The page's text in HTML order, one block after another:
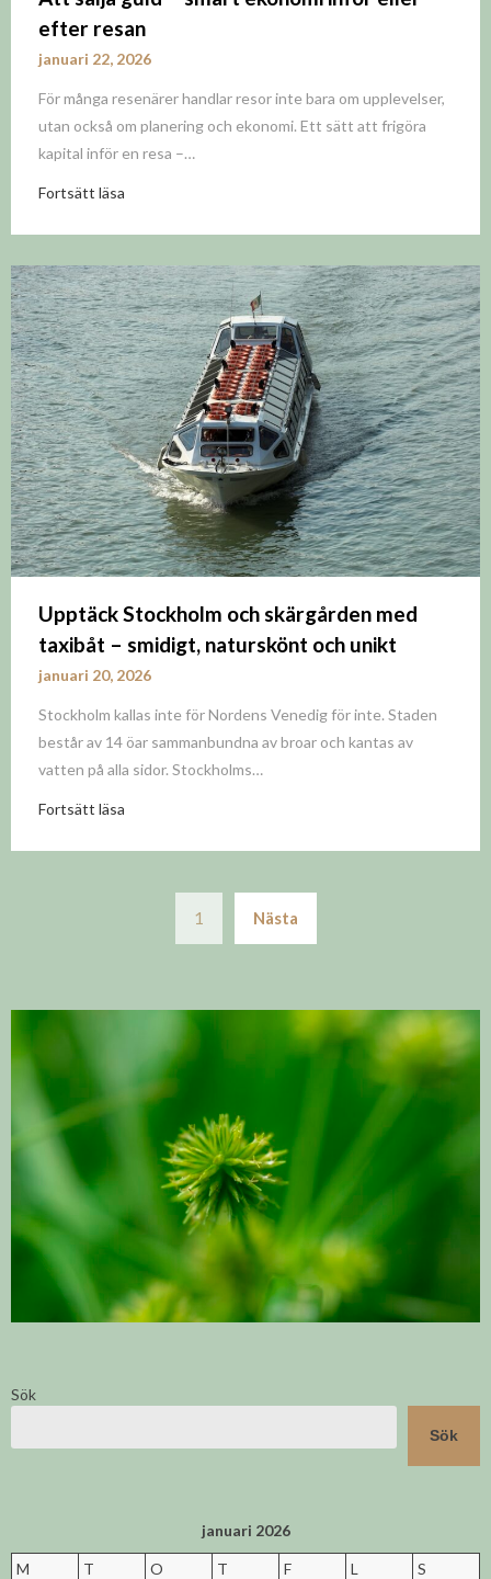
efter resan
januari 22, 2026
För många resenärer handlar resor inte bara om upplevelser,
utan också om planering och ekonomi. Ett sätt att frigöra
kapital inför en resa –…
Fortsätt läsa
Upptäck Stockholm och skärgården med
taxibåt – smidigt, naturskönt och unikt
januari 20, 2026
Stockholm kallas inte för Nordens Venedig för inte. Staden
består av 14 öar sammanbundna av broar och kantas av
vatten på alla sidor. Stockholms…
Fortsätt läsa
Sidnumrering
för
1 Nästa
Sök
Sök
januari 2026
M T O T F L
S